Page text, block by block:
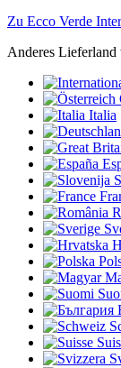
Zu Ecco Verde
Anderes Lieferland
Italia